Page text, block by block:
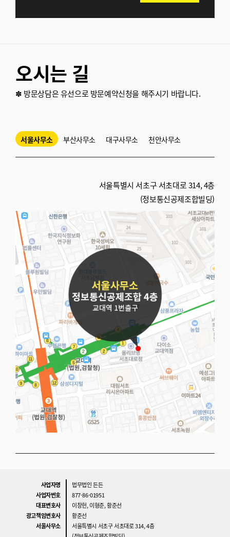
오시는 길
✽ 방문상담은 유선으로 방문예약신청을 해주시기 바랍니다.
서울사무소 부산사무소 대구사무소 천안사무소
서울특별시 서초구 서초대로 314, 4층
(정보통신공제조합빌딩)
사업자명
법무법인 든든
사업자번호
877-86-01951
대표변호사
이창헌, 이형준, 황준선
광고책임변호사
황준선
서울사무소
서울특별시 서초구 서초대로 314, 4층